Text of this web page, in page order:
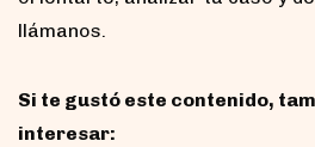
llámanos.
Si te gustó este contenido,
interesar: